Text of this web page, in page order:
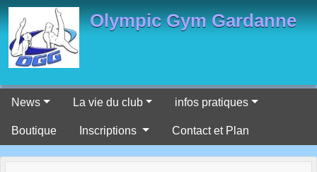
Olympic Gym Gardanne
News La vie du club infos pratiques
Boutique Inscriptions Contact et Plan
Panneau de gestion des cookies